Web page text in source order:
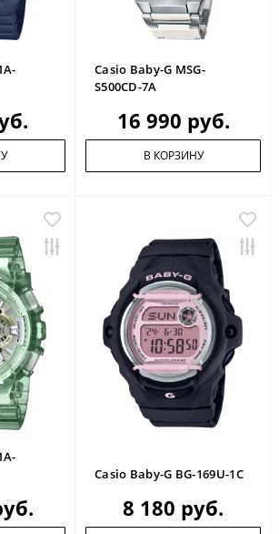
Casio Baby-G MSG-
S500CD-7A
16 990 руб.
В КОРЗИНУ
Casio Baby-G BG-169U-1C
8 180 руб.